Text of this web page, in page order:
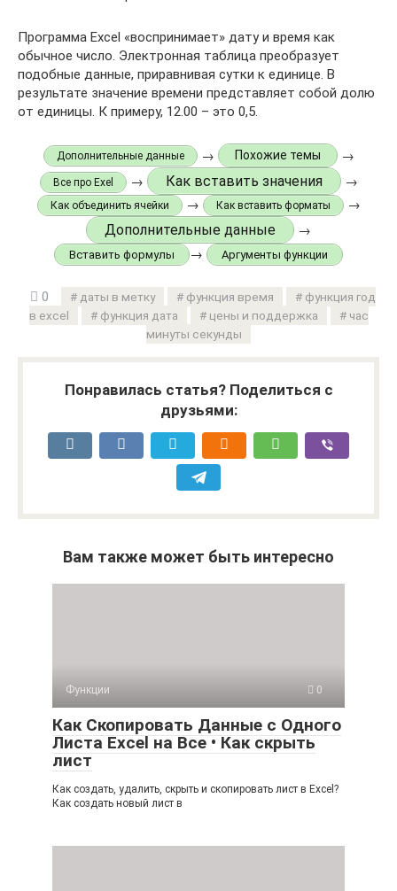
Программа Excel «воспринимает» дату и время как
обычное число. Электронная таблица преобразует
подобные данные, приравнивая сутки к единице. В
результате значение времени представляет собой долю
от единицы. К примеру, 12.00 – это 0,5.
Дополнительные данные → Похожие темы →
Все про Exel → Как вставить значения →
Как объединить ячейки → Как вставить форматы →
Дополнительные данные →
Вставить формулы → Аргументы функции
0 даты в метку функция время
функция год
в excel
функция дата цены и поддержка
час
минуты секунды
Понравилась статья? Поделиться с
друзьями:
Вам также может быть интересно
Функции 0
Как Скопировать Данные с Одного
Листа Excel на Все • Как скрыть
лист
Как создать, удалить, скрыть и скопировать лист в Excel?
Как создать новый лист в